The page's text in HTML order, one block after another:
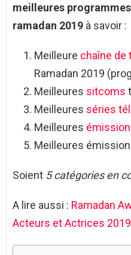
meilleures
ramadan 2019 à savoir :
Meilleure chaîne de
Ramadan 2019
Meilleures sitcoms
Meilleures séries
Meilleures
Meilleures
Soient 5 catégories en
A lire aussi : Ramadan
Acteurs et Actrices 2019